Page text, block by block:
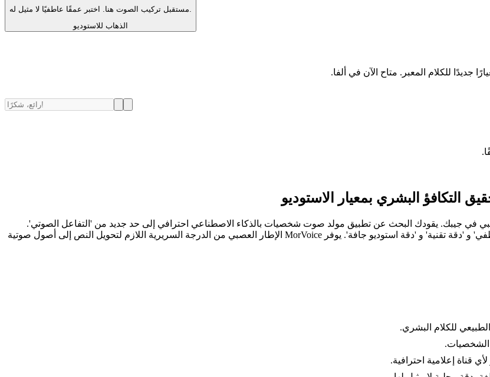
الذهاب للاستوديو
جديدًا للكلام المعبر. متاح الآن في ألفا.
البشري بمعيار الاستوديو
في جيبك. يقودك البحث عن تطبيق مولد صوت شخصيات بالذكاء الاصطناعي احترافي إلى حد جديد من 'التفاعل الصوتي'.
يحتاج المبدعون الآن إلى أكثر من مجرد صوت 'واضح' - فهم بحاجة إلى 'ذكاء عاطفي' و 'دقة تقنية' و 'دقة استوديو جافة'. يوفر MorVoice الإطار العصبي من الدرجة السريرية اللازم لتحويل النص إلى أصول صوتية
للكلام البشري.
الشخصيات.